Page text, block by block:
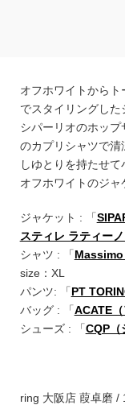
オフホワイトから
でスタイリングした
シパーリオのホッ
のカプリシャツで
しゆとりを持たせて
オフホワイトのジャ
ジャケット : 「
スティレ ラティーノ
シャツ : 「Massimo
size：XL
パンツ: 「PT
バッグ : 「ACATE（
シューズ : 「CQP（
ring 大阪店 葭卓磨 /